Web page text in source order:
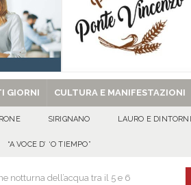
san Giovanni Battista e santa Sabina EVIDENZA
GIORNI CULTURA E MANIFESTAZIONI
SIRIGNANO LAURO E DINTORNI
“A VOCE D’ ‘O TIEMPO”
notturna dell’acqua tra il 5 e 6